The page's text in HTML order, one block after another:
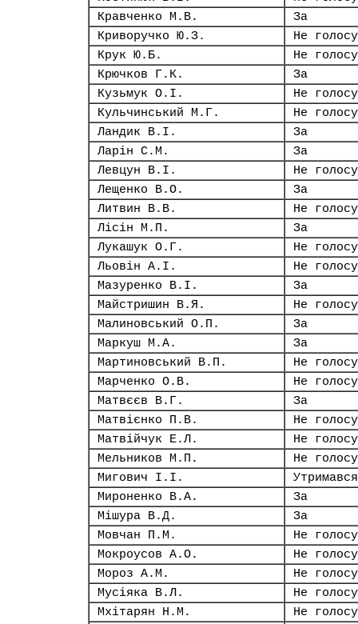
Кравченко М.В.
За
Криворучко Ю.З.
Не
Крук Ю.Б.
Не
Крючков Г.К.
За
Кузьмук О.І.
Не
Кульчинський М.Г.
Не
Ландик В.І.
За
Ларін С.М.
За
Левцун В.І.
Не
Лещенко В.О.
За
Литвин В.В.
Не
Лісін М.П.
За
Лукашук О.Г.
Не
Льовін А.І.
Не
Мазуренко В.І.
За
Майстришин В.Я.
Не
Малиновський О.П.
За
Маркуш М.А.
За
Мартиновський В.П.
Не
Марченко О.В.
Не
Матвєєв В.Г.
За
Матвієнко П.В.
Не
Матвійчук Е.Л.
Не
Мельников М.П.
Не
Мигович І.І.
Утримався
Мироненко В.А.
За
Мішура В.Д.
За
Мовчан П.М.
Не
Мокроусов А.О.
Не
Мороз А.М.
Не
Мусіяка В.Л.
Не
Мхітарян Н.М.
Не